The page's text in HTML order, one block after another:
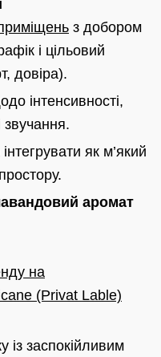
з добором
і цільовий
довіра).
інтенсивності,
звучання.
як м’який
аромат
на
(Privat Lable)
із заспокійливим